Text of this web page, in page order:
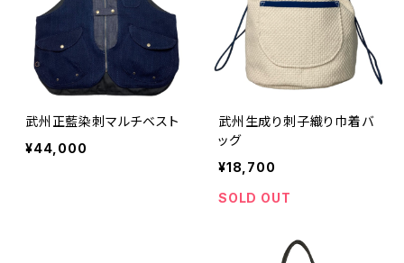
武州正藍染刺マルチベスト
¥44,000
武州生成り刺子織り巾着バ
ッグ
¥18,700
SOLD OUT